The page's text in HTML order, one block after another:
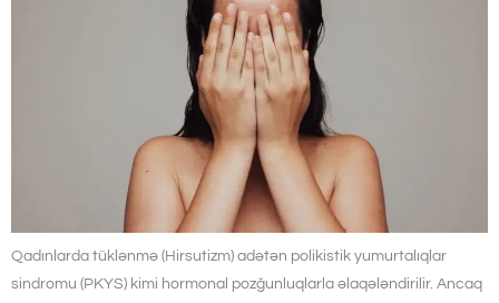
Qadınlarda tüklənmə (Hirsutizm) adətən polikistik yumurtalıqlar
sindromu (PKYS) kimi hormonal pozğunluqlarla əlaqələndirilir. Ancaq